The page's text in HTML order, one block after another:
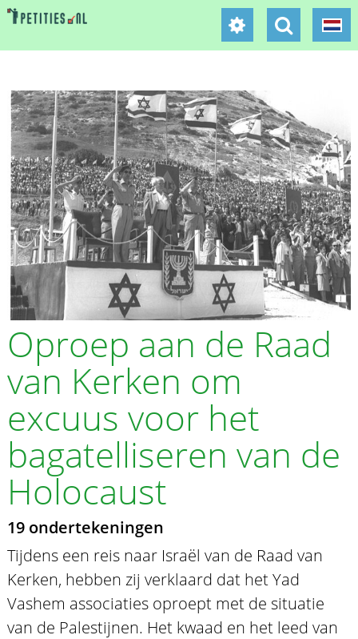
Oproep aan de Raad
van Kerken om
excuus voor het
bagatelliseren van de
Holocaust
19 ondertekeningen
Tijdens een reis naar Israël van de Raad van
Kerken, hebben zij verklaard dat het Yad
Vashem associaties oproept met de situatie
van de Palestijnen. Het kwaad en het leed van